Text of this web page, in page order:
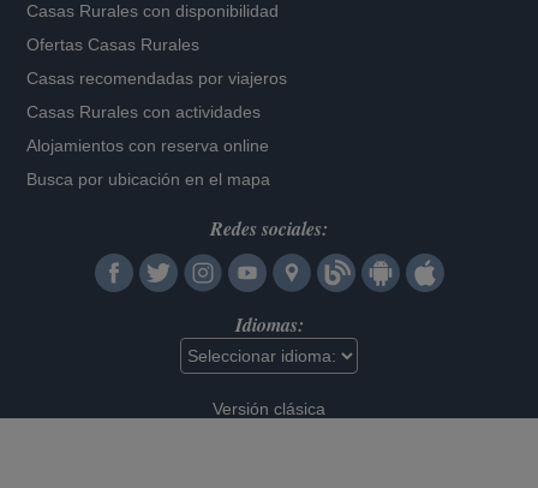
Casas Rurales con disponibilidad
Ofertas Casas Rurales
Casas recomendadas por viajeros
Casas Rurales con actividades
Alojamientos con reserva online
Busca por ubicación en el mapa
Redes sociales:
Idiomas:
Versión clásica